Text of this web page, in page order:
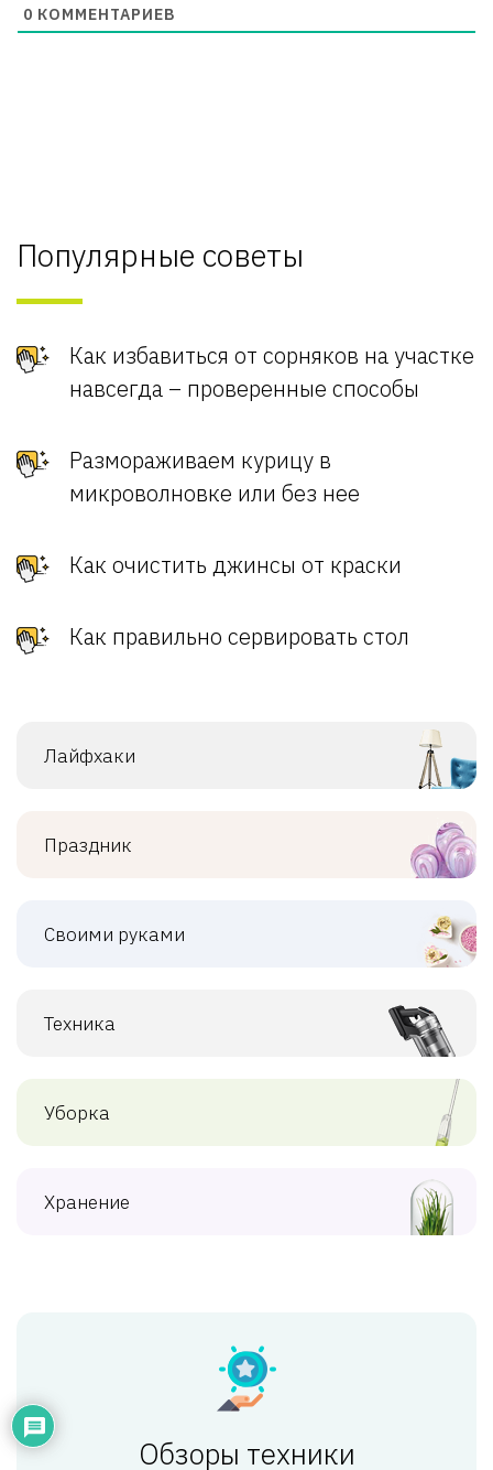
0 КОММЕНТАРИЕВ
Популярные советы
Как избавиться от сорняков на участке
навсегда – проверенные способы
Размораживаем курицу в
микроволновке или без нее
Как очистить джинсы от краски
Как правильно сервировать стол
Лайфхаки
Праздник
Своими руками
Техника
Уборка
Хранение
Обзоры техники